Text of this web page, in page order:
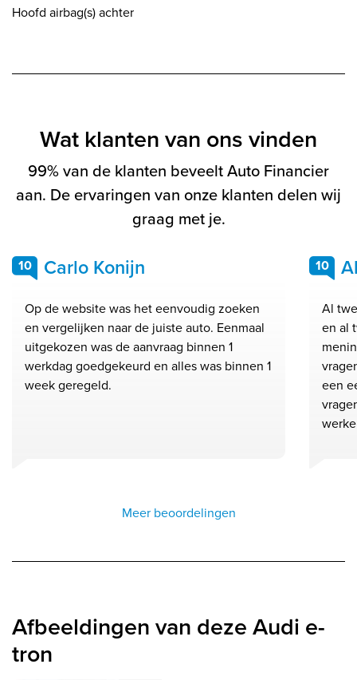
Hoofd airbag(s) achter
Wat klanten van ons vinden
99% van de klanten beveelt Auto Financier
aan. De ervaringen van onze klanten delen wij
graag met je.
10 Carlo Konijn
Op de website was het eenvoudig zoeken
en vergelijken naar de juiste auto. Eenmaal
uitgekozen was de aanvraag binnen 1
werkdag goedgekeurd en alles was binnen 1
week geregeld.
10
Al
en al
een
Meer beoordelingen
Afbeeldingen van deze Audi e-
tron